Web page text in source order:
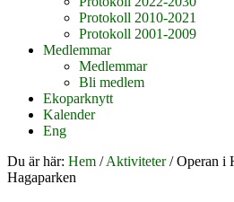
Protokoll 2010-2021
Protokoll 2001-2009
Medlemmar
Medlemmar
Bli medlem
Ekoparknytt
Kalender
Eng
Du är här: Hem / Aktiviteter /Operan i
Hagaparken